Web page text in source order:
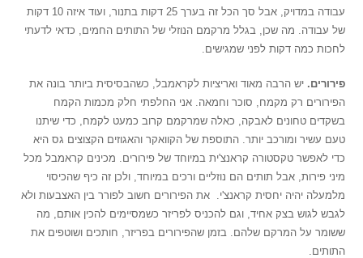
עבודה במדויק, אבל סך הכל זה בערך 25 דקות בתנור, ועוד איזה 10 דקות
של עבודה. מה שכן, בגלל מרקמם הנוזלי של התותים החמים, כדאי לדעתי
לחכות כמה דקות לפני שמגישים.
פירורים.יש הרבה מאוד ואריציות לקראמבל, כשהבסיסית ביותר בונה את
הפירורים רק מקמח, סוכר וחמאה. אני החלפתי חלק מכמות הקמח
בשקדים טחונים לאבקה, כאלה שמרקמם קרוב כמעט לקמח, כדי שיתנו
טעם עשיר ומורכב יותר. התוספת של הקוואקר והאגוזים הקצוצים גס היא
כדי לאפשר טקסטורה קראנצ'ית במיוחד של פירורים. מכינים קראמבל מכל
מיני פירות, אבל תותים הם נוזליים ורכים במיוחד, ולכן זה כיף שהכיסוי
מלמעלה יהיה יחסית קראנצ'י. את הפירורים חשוב לפורר בין האצבעות ולא
לגבש לגוש בצק אחיד, וגם להכניס לפריזר כשמסיימים להכין אותם, מה
ששומר על המרקם שלהם. בזמן שהפירורים בפריזר, חותכים ושוטפים את
התותים.